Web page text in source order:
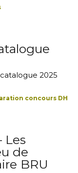
2025
concours DH
Les
de
BRU